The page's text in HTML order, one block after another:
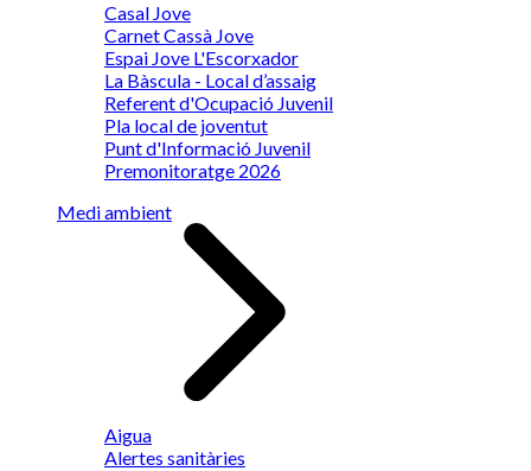
Casal Jove
Carnet Cassà Jove
Espai Jove L'Escorxador
La Bàscula - Local d’assaig
Referent d'Ocupació Juvenil
Pla local de joventut
Punt d'Informació Juvenil
Premonitoratge 2026
Medi ambient
Aigua
Alertes sanitàries